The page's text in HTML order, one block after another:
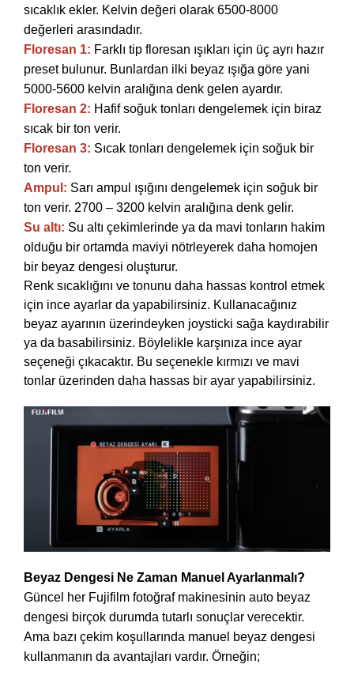
sıcaklık ekler. Kelvin değeri olarak 6500-8000
değerleri arasındadır.
Floresan 1: Farklı tip floresan ışıkları için üç ayrı hazır
preset bulunur. Bunlardan ilki beyaz ışığa göre yani
5000-5600 kelvin aralığına denk gelen ayardır.
Floresan 2: Hafif soğuk tonları dengelemek için biraz
sıcak bir ton verir.
Floresan 3: Sıcak tonları dengelemek için soğuk bir
ton verir.
Ampul: Sarı ampul ışığını dengelemek için soğuk bir
ton verir. 2700 – 3200 kelvin aralığına denk gelir.
Su altı: Su altı çekimlerinde ya da mavi tonların hakim
olduğu bir ortamda maviyi nötrleyerek daha homojen
bir beyaz dengesi oluşturur.
Renk sıcaklığını ve tonunu daha hassas kontrol etmek
için ince ayarlar da yapabilirsiniz. Kullanacağınız
beyaz ayarının üzerindeyken joysticki sağa kaydırabilir
ya da basabilirsiniz. Böylelikle karşınıza ince ayar
seçeneği çıkacaktır. Bu seçenekle kırmızı ve mavi
tonlar üzerinden daha hassas bir ayar yapabilirsiniz.
Beyaz Dengesi Ne Zaman Manuel Ayarlanmalı?
Güncel her Fujifilm fotoğraf makinesinin auto beyaz
dengesi birçok durumda tutarlı sonuçlar verecektir.
Ama bazı çekim koşullarında manuel beyaz dengesi
kullanmanın da avantajları vardır. Örneğin;